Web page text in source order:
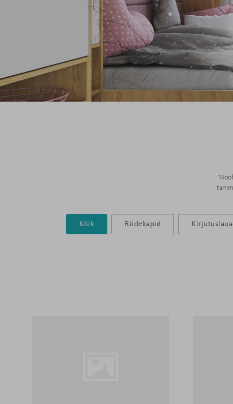
Kõik Riidekapid